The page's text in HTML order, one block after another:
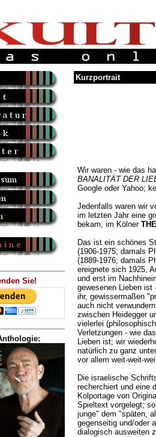
Sie!
Kurzportrait
Wir waren - wie das
BANALITÄT DER
Google oder Yahoo;
Jedenfalls waren wir
im letzten Jahr eine
bekam, im Kölner
Das ist ein schönes
(1906-1975; damals
(1889-1976; damals
ereignete sich 1925,
und erst im
gewesenen Lieben
ihr, gewissermaßen
auch nicht
zwischen Heidegger
vielerlei
Verletzungen - wie
Lieben ist; wir
natürlich zu ganz
vor allem weit-weit-
Die israelische
recherchiert und eine
Kolportage von
Spieltext vorgelegt;
junge" dem "späten,
gegenseitig und/oder
dialogisch ausweiten